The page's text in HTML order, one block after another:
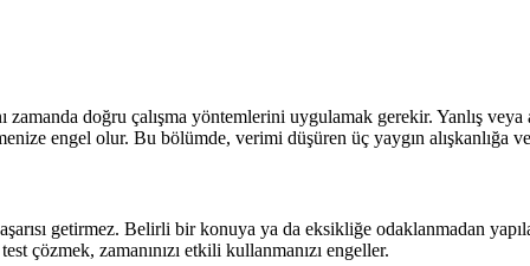
doğru çalışma yöntemlerini uygulamak gerekir. Yanlış
engel olur. Bu bölümde, verimi düşüren üç yaygın alışkanlığa
getirmez. Belirli bir konuya ya da eksikliğe odaklanmadan
çözmek, zamanınızı etkili kullanmanızı engeller.